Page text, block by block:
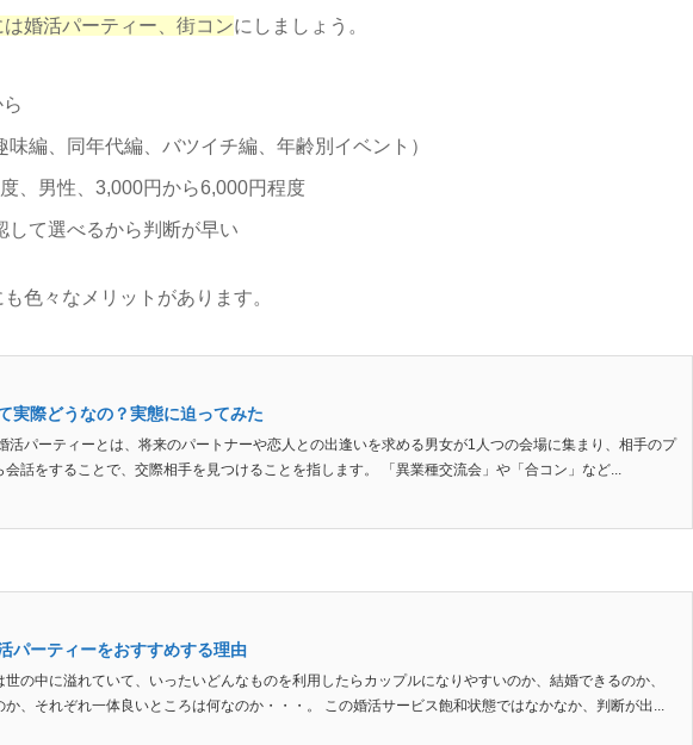
婚活パーティー、街コンにしましょう。
編、同年代編、バツイチ編、年齢別イベント）
、男性、3,000円から6,000円程度
して選べるから判断が早い
色々なメリットがあります。
実際どうなの？実態に迫ってみた
活パーティーとは、将来のパートナーや恋人との出逢いを求める男女が1人つの会場に集まり、相手のプ
会話をすることで、交際相手を見つけることを指します。 「異業種交流会」や「合コン」など...
パーティーをおすすめする理由
の中に溢れていて、いったいどんなものを利用したらカップルになりやすいのか、結婚できるのか、
、それぞれ一体良いところは何なのか・・・。 この婚活サービス飽和状態ではなかなか、判断が出...